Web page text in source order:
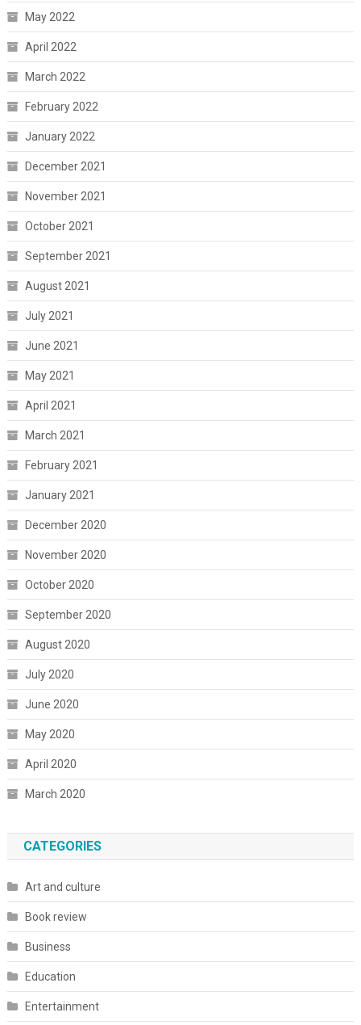
May 2022
April 2022
March 2022
February 2022
January 2022
December 2021
November 2021
October 2021
September 2021
August 2021
July 2021
June 2021
May 2021
April 2021
March 2021
February 2021
January 2021
December 2020
November 2020
October 2020
September 2020
August 2020
July 2020
June 2020
May 2020
April 2020
March 2020
CATEGORIES
Art and culture
Book review
Business
Education
Entertainment